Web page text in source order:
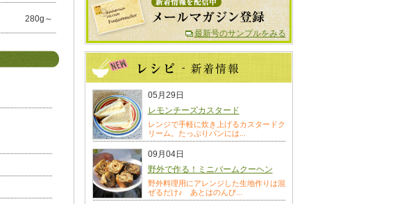
280g～
最新号のサンプルをみる
05月29日
レモンチーズカスタード
レンジで手軽に炊き上げるカスタードク
リーム。たっぷりパンには...
09月04日
野外で作る！ミニバームクーヘン
野外料理用にアレンジした生地作りは混
ぜるだけ♪ あとはのんび...